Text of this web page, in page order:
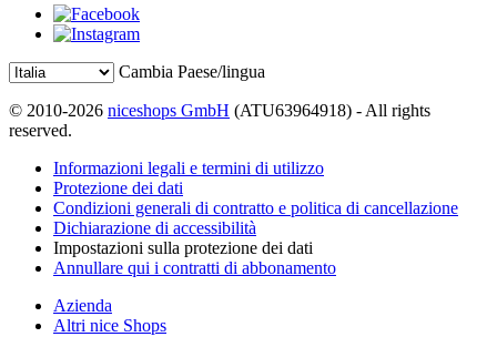
Cambia Paese/lingua
© 2010-2026 niceshops GmbH (ATU63964918) - All rights
reserved.
Informazioni legali e termini di utilizzo
Protezione dei dati
Condizioni generali di contratto e politica di cancellazione
Dichiarazione di accessibilità
Impostazioni sulla protezione dei dati
Annullare qui i contratti di abbonamento
Azienda
Altri nice Shops